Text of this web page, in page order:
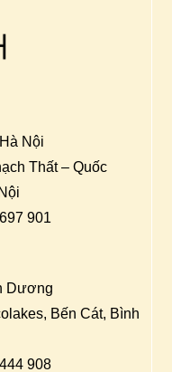
Nội
Thất – Quốc
901
Dương
Bến Cát, Bình
908